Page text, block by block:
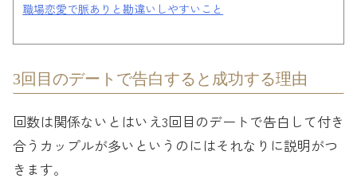
職場恋愛で脈ありと勘違いしやすいこと
3回目のデートで告白すると成功する理由
回数は関係ないとはいえ3回目のデートで告白して付き
合うカップルが多いというのにはそれなりに説明がつ
きます。